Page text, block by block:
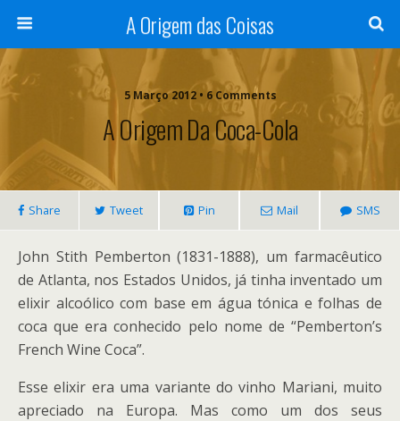
A Origem das Coisas
5 Março 2012 • 6 Comments
A Origem Da Coca-Cola
Share Tweet Pin Mail SMS
John Stith Pemberton (1831-1888), um farmacêutico
de Atlanta, nos Estados Unidos, já tinha inventado um
elixir alcoólico com base em água tónica e folhas de
coca que era conhecido pelo nome de “Pemberton’s
French Wine Coca”.
Esse elixir era uma variante do vinho Mariani, muito
apreciado na Europa. Mas como um dos seus